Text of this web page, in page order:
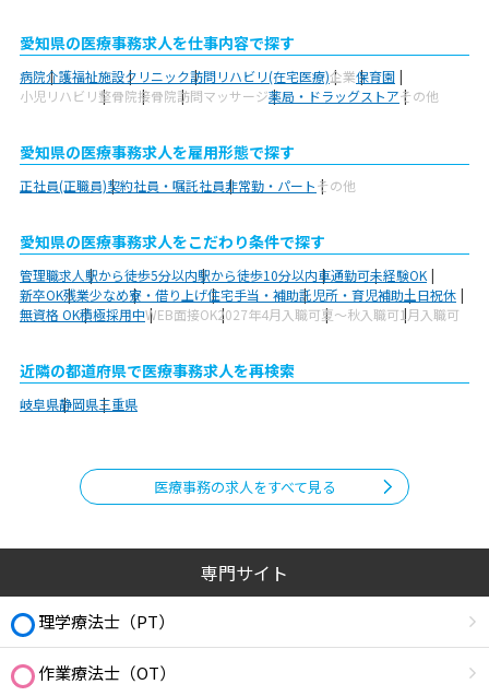
愛知県の医療事務求人を仕事内容で探す
病院介護福祉施設クリニック訪問リハビリ(在宅医療)企業保育園
小児リハビリ整骨院接骨院訪問マッサージ薬局・ドラッグストアその他
愛知県の医療事務求人を雇用形態で探す
正社員(正職員)契約社員・嘱託社員非常勤・パートその他
愛知県の医療事務求人をこだわり条件で探す
管理職求人駅から徒歩5分以内駅から徒歩10分以内車通勤可未経験OK
新卒OK残業少なめ寮・借り上げ住宅手当・補助託児所・育児補助土日祝休
無資格 OK積極採用中WEB面接OK2027年4月入職可夏～秋入職可1月入職可
近隣の都道府県で医療事務求人を再検索
岐阜県静岡県三重県
医療事務の求人をすべて見る
専門サイト
理学療法士（PT）
作業療法士（OT）